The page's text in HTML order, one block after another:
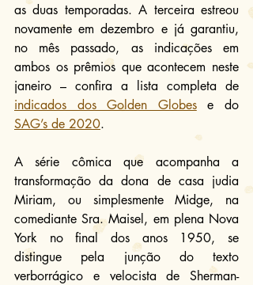
as duas temporadas. A terceira estreou
novamente em dezembro e já garantiu,
no mês passado, as indicações em
ambos os prêmios que acontecem neste
indicados dos Golden Globes
SAG’s de 2020.
A série cômica que acompanha a
transformação da dona de casa judia
Miriam, ou simplesmente Midge, na
comediante Sra. Maisel, em plena Nova
York no final dos anos 1950, se
distingue pela junção do texto
verborrágico e velocista de Sherman-